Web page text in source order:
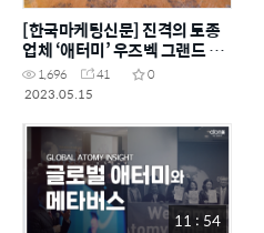
[한국마케팅신문] 진격의 토종
업체 ‘애터미’ 우즈벡 그랜드 오
픈1,696 41
0
2023.05.15
11 : 54